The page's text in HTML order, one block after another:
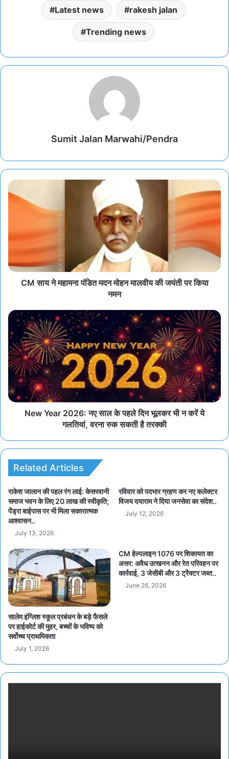
Latest news rakesh jalan
Trending news
Sumit Jalan Marwahi/Pendra
CM साय ने महामना पंडित मदन मोहन मालवीय की जयंती पर किया
नमन
New Year 2026: नए साल के पहले दिन भूलकर भी न करें ये
गलतियां, वरना रुक सकती है तरक्की
Related Articles
राकेश जालान की पहल रंग लाई: केसरवानी
समाज भवन के लिए 20 लाख की स्वीकृति;
पेंड्रा बाईपास पर भी मिला सकारात्मक
आश्वासन..
July 13, 2026
रविवार को पदभार ग्रहण कर नए कलेक्टर
विजय दयाराम ने दिया जनसेवा का संदेश..
July 12, 2026
सालेम इंग्लिश स्कूल प्रबंधन के बड़े फैसले
पर हाईकोर्ट की मुहर, बच्चों के भविष्य को
सर्वोच्च प्राथमिकता
July 1, 2026
CM हेल्पलाइन 1076 पर शिकायत का
असर: अवैध उत्खनन और रेत परिवहन पर
कार्रवाई, 3 जेसीबी और 3 ट्रैक्टर जब्त..
June 26, 2026